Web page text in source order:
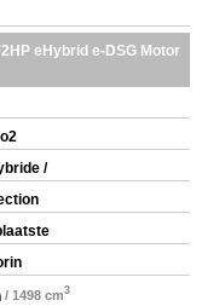
eHybrid e-DSG Motor
/
/ 1498 cm3